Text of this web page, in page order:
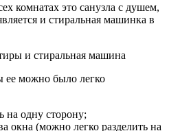
комнатах это санузла с душем,
и стиральная машинка в
ее можно было легко
на одну сторону;
окна (можно легко разделить на